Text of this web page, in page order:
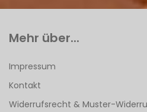
Mehr über...
Impressum
Kontakt
Widerrufsrecht & Muster-